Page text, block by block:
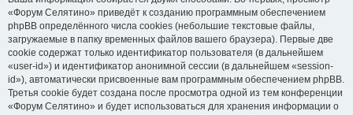
«Форум Селятино» приведёт к созданию программным обеспечением
phpBB определённого числа cookies (небольшие текстовые файлы,
загружаемые в папку временных файлов вашего браузера). Первые две
cookie содержат только идентификатор пользователя (в дальнейшем
«user-id») и идентификатор анонимной сессии (в дальнейшем «session-
id»), автоматически присвоенные вам программным обеспечением phpBB.
Третья cookie будет создана после просмотра одной из тем конференции
«Форум Селятино» и будет использоваться для хранения информации о